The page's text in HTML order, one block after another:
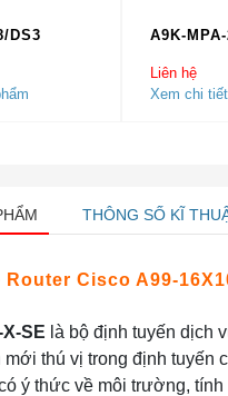
DS3 A9K-
Liên hệ
Xem chi
THÔNG SỐ KĨ
Cisco A99-
SE là bộ định tuyến dịch
mới thú vị trong định tuyến
ý thức về môi trường,